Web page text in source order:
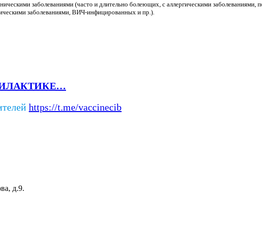
заболеваниями (часто и длительно болеющих, с аллергическими
заболеваниями, ВИЧ-инфицированных и пр.).
https://t.me/vaccinecib
д.9.